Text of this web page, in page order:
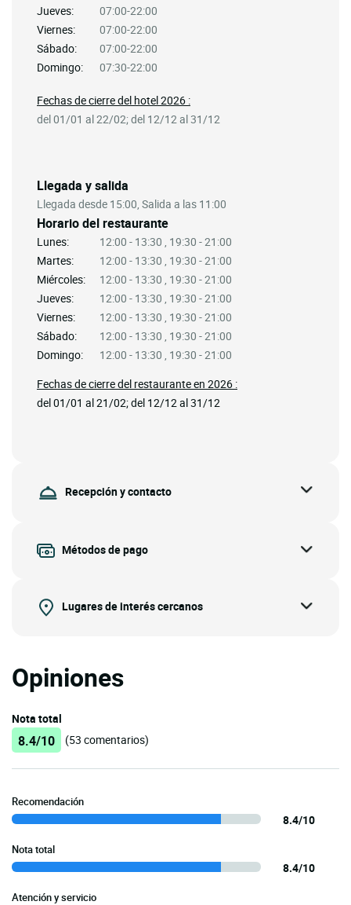
Jueves:
07:00-22:00
Viernes:
07:00-22:00
Sábado:
07:00-22:00
Domingo:
07:30-22:00
Llegada y salida
Llegada desde 15:00, Salida a las 11:00
Horario del restaurante
Lunes:
12:00 - 13:30 , 19:30 - 21:00
Martes:
12:00 - 13:30 , 19:30 - 21:00
Miércoles:
12:00 - 13:30 , 19:30 - 21:00
Jueves:
12:00 - 13:30 , 19:30 - 21:00
Viernes:
12:00 - 13:30 , 19:30 - 21:00
Sábado:
12:00 - 13:30 , 19:30 - 21:00
Domingo:
12:00 - 13:30 , 19:30 - 21:00
Fechas de cierre del restaurante en 2026 :
del 01/01 al 21/02; del 12/12 al 31/12
Fechas de cierre del hotel 2026 :
del 01/01 al 22/02; del 12/12 al 31/12
Recepción y contacto
Métodos de pago
Lugares de interés cercanos
Opiniones
Nota total
8.4/10 (53 comentarios)
Recomendación
8.4/10
Nota total
8.4/10
Atención y servicio